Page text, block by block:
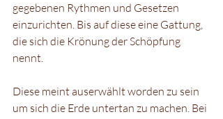
gegebenen Rythmen und Gesetzen
einzurichten. Bis auf diese eine Gattung,
die sich die Krönung der Schöpfung
nennt.
Diese meint auserwählt worden zu sein
um sich die Erde untertan zu machen. Bei